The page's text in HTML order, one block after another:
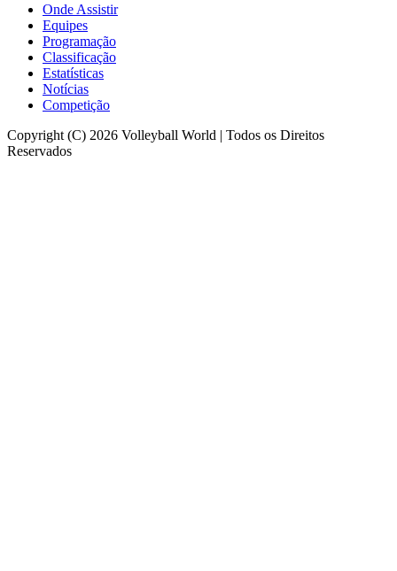
Onde Assistir
Equipes
Programação
Classificação
Estatísticas
Notícias
Competição
Copyright (C) 2026 Volleyball World | Todos os Direitos
Reservados